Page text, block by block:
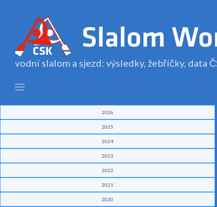
vodní slalom a sjezd: výsledky, žebříčky, data
2026
2025
2024
2023
2022
2021
2020